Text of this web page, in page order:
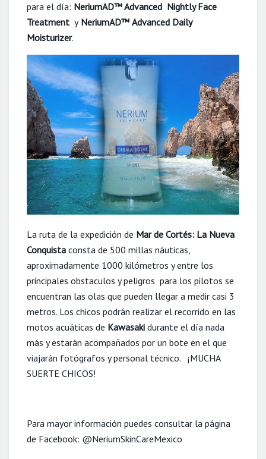
para el día: NeriumAD™ Advanced Nightly Face
Treatment yNeriumAD™ Advanced Daily
Moisturizer.
La ruta de la expedición de Mar de Cortés: La Nueva
Conquista consta de 500 millas náuticas,
aproximadamente 1000 kilómetros y entre los
principales obstaculos y peligros para los pilotos se
encuentran las olas que pueden llegar a medir casi 3
metros. Los chicos podrán realizar el recorrido en las
motos acuáticas de Kawasaki durante el día nada
más y estarán acompañados por un bote en el que
viajarán fotógrafos y personal técnico. ¡MUCHA
SUERTE CHICOS!
Para mayor información puedes consultar la página
de Facebook: @NeriumSkinCareMexico